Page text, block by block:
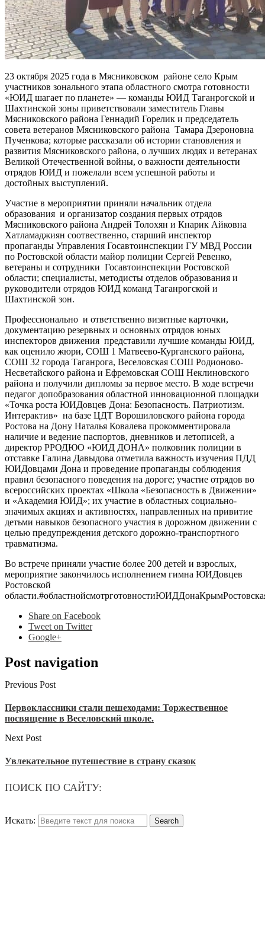
23 октября 2025 года в Мясниковском районе село Крым
участников зонального этапа областного смотра готовности
«ЮИД шагает по планете» — команды ЮИД Таганрогской и
Шахтинской зоны приветствовали заместитель Главы
Мясниковского района Геннадий Горелик и председатель
совета ветеранов Мясниковского района Тамара Дзероновна
Пученкова; которые рассказали об истории становления и
развития Мясниковского района, о лучших людях и ветеранах
Великой Отечественной войны, о важности деятельности
отрядов ЮИД и пожелали всем успешной работы и
достойных выступлений.
Участие в мероприятии приняли начальник отдела
образования и организатор создания первых отрядов
Мясниковского района Андрей Толохян и Кнарик Айковна
Хатламаджиян соотвественно, старший инспектор
пропаганды Управления Госавтоинспекции ГУ МВД России
по Ростовской области майор полиции Сергей Ревенко,
ветераны и сотрудники Госавтоинспекции Ростовской
области; специалисты, методисты отделов образования и
руководители отрядов ЮИД команд Таганрогской и
Шахтинской зон.
Профессионально и ответственно визитные карточки,
документацию резервных и основных отрядов юных
инспекторов движения представили лучшие команды ЮИД,
как оценило жюри, СОШ 1 Матвеево-Курганского района,
СОШ 32 города Таганрога, Веселовская СОШ Родионово-
Несветайского района и Ефремовская СОШ Неклиновского
района и получили дипломы за первое место. В ходе встречи
педагог допобразования областной инновационной площадки
«Точка роста ЮИДовцев Дона: Безопасность. Патриотизм.
Интерактив» на базе ЦДТ Ворошиловского района города
Ростова на Дону Наталья Ковалева прокомментировала
наличие и ведение паспортов, дневников и летописей, а
директор РРОДЮО «ЮИД ДОНА» полковник полиции в
отставке Галина Давыдова отметила важность изучения ПДД
ЮИДовцами Дона и проведение пропаганды соблюдения
правил безопасного поведения на дороге; участие отрядов во
всероссийских проектах «Школа «Безопасность в Движении»
и «Академия ЮИД»; их участие в областных социально-
значимых акциях и активностях, направленных на привитие
детьми навыков безопасного участия в дорожном движении с
целью предупреждения детского дорожно-транспортного
травматизма.
Во встрече приняли участие более 200 детей и взрослых,
мероприятие закончилось исполнением гимна ЮИДовцев
Ростовской
Share on Facebook
Tweet on Twitter
Google+
Post navigation
Previous Post
Первоклассники стали пешеходами: Торжественное
посвящение в Веселовский школе.
Next Post
Увлекательное путешествие в страну сказок
ПОИСК ПО САЙТУ:
Искать: